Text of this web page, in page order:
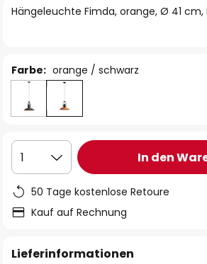
springen
Hängeleuchte Fimda, orange, Ø 41 cm,
Farbe: orange / schwarz
1 In den
50 Tage kostenlose Retoure
Kauf auf Rechnung
Lieferinformationen